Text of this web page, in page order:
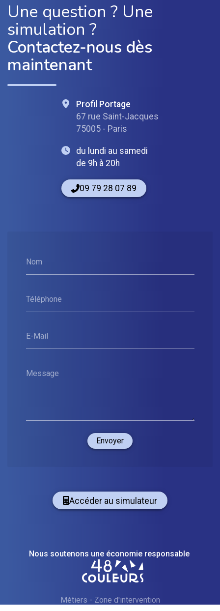
Une question ? Une
simulation ?
Contactez-nous dès
maintenant
Nom
Téléphone
E-Mail
Message
Envoyer
Profil Portage
67 rue Saint-Jacques
75005 - Paris
du lundi au samedi
de 9h à 20h
09 79 28 07 89
Accéder au simulateur
Nous soutenons une économie responsable
Métiers - Zone d'intervention